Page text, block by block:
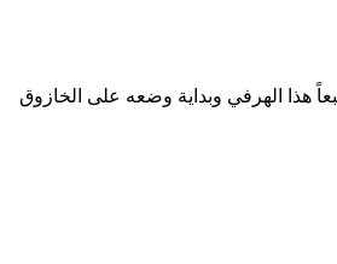
هذا الهرفي وبداية وضعه على الخازوق